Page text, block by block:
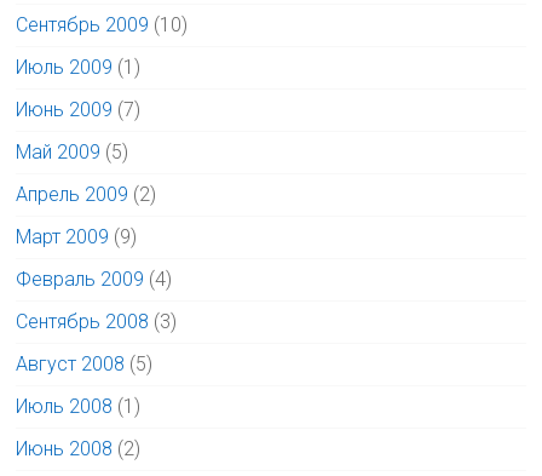
Сентябрь 2009 (10)
Июль 2009 (1)
Июнь 2009 (7)
Май 2009 (5)
Апрель 2009 (2)
Март 2009 (9)
Февраль 2009 (4)
Сентябрь 2008 (3)
Август 2008 (5)
Июль 2008 (1)
Июнь 2008 (2)